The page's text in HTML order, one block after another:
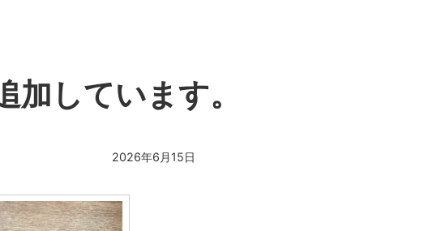
しています。
2026年6月15日